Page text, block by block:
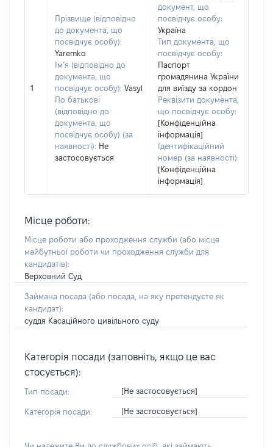
1
Прізвище (відповідно
до документа, що
посвідчує особу):
Yaremko
Ім’я (відповідно до
документа, що
посвідчує особу): Vasyl
По батькові
(відповідно до
документа, що
посвідчує особу) (за
наявності): Не
застосовується
документ, що
посвідчує особу:
Україна
Тип документа, що
посвідчує особу:
Паспорт
громадянина України
для виїзду за кордон
Реквізити документа,
що посвідчує особу:
[Конфіденційна
інформація]
Ідентифікаційний
номер (за наявності):
[Конфіденційна
інформація]
Місце роботи:
Місце роботи або проходження служби (або місце
майбутньої роботи чи проходження служби для
кандидатів):
Верховний Суд
Займана посада (або посада, на яку претендуєте як
кандидат):
суддя Касаційного цивільного суду
Категорія посади (заповніть, якщо це вас
стосується):
Тип посади: [Не застосовується]
Категорія посади: [Не застосовується]